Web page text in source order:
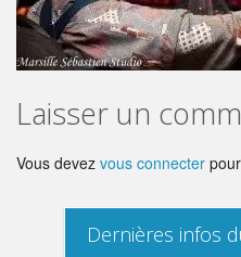
Laisser un
Vous devez vous connecter
Dernières infos